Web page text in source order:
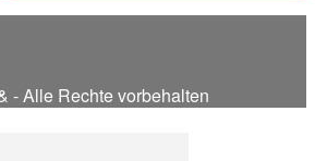
- Alle Rechte vorbehalten